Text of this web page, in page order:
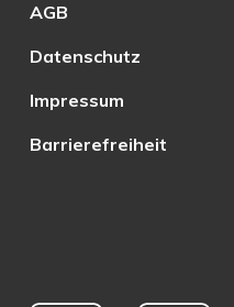
AGB
Datenschutz
Impressum
Barrierefreiheit